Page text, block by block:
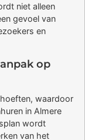
niet alleen
gevoel van
en
op
waardoor
in Almere
wordt
van het